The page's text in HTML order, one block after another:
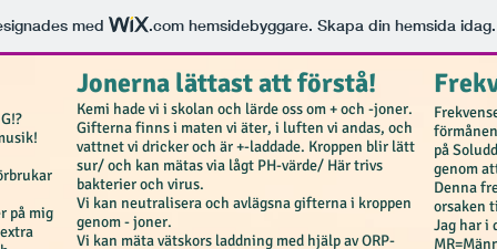
med .com hemsidebyggare. Skapa din hemsida idag.
på mig
Jonerna lättast att förstå!
Kemi hade vi i skolan och lärde oss om + och -joner.
Gifterna finns i maten vi äter, i luften vi andas, och
vattnet vi dricker och är +-laddade. Kroppen blir lätt
sur/ och kan mätas via lågt PH-värde/ Här trivs
bakterier och virus.
Vi kan neutralisera och avlägsna gifterna i kroppen
genom - joner.
Vi kan mäta vätskors laddning med hjälp av ORP-
på
genom
Denna
orsaken
Jag har i